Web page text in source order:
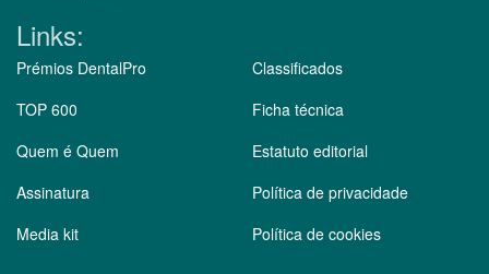
Links:
Prémios DentalPro
TOP 600
Quem é Quem
Assinatura
Media kit
Classificados
Ficha técnica
Estatuto editorial
Política de privacidade
Política de cookies